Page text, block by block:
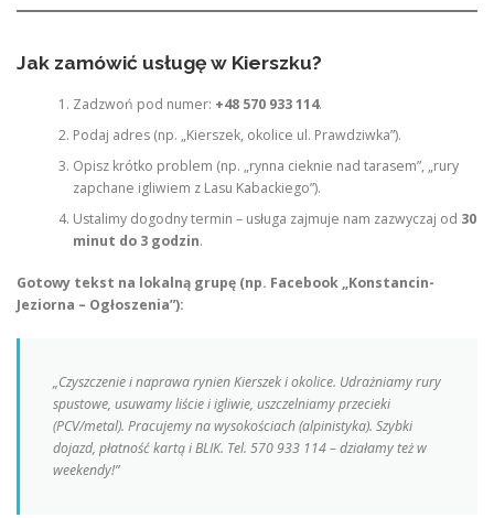
Jak zamówić usługę w Kierszku?
Zadzwoń pod numer: +48 570 933 114.
Podaj adres (np. „Kierszek, okolice ul. Prawdziwka”).
Opisz krótko problem (np. „rynna cieknie nad tarasem”, „rury
zapchane igliwiem z Lasu Kabackiego”).
Ustalimy dogodny termin – usługa zajmuje nam zazwyczaj od 30
minut do 3 godzin.
Gotowy tekst na lokalną grupę (np. Facebook „Konstancin-
Jeziorna – Ogłoszenia”):
„Czyszczenie i naprawa rynien Kierszek i okolice. Udrażniamy rury
spustowe, usuwamy liście i igliwie, uszczelniamy przecieki
(PCV/metal). Pracujemy na wysokościach (alpinistyka). Szybki
dojazd, płatność kartą i BLIK. Tel. 570 933 114 – działamy też w
weekendy!”